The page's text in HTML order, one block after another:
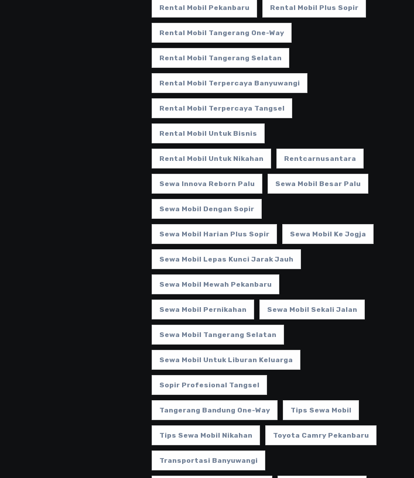
Rental Mobil Pekanbaru Rental Mobil Plus Sopir
Rental Mobil Tangerang One-Way
Rental Mobil Tangerang Selatan
Rental Mobil Terpercaya Banyuwangi
Rental Mobil Terpercaya Tangsel
Rental Mobil Untuk Bisnis
Rental Mobil Untuk Nikahan Rentcarnusantara
Sewa Innova Reborn Palu Sewa Mobil Besar Palu
Sewa Mobil Dengan Sopir
Sewa Mobil Harian Plus Sopir Sewa Mobil Ke Jogja
Sewa Mobil Lepas Kunci Jarak Jauh
Sewa Mobil Mewah Pekanbaru
Sewa Mobil Pernikahan Sewa Mobil Sekali Jalan
Sewa Mobil Tangerang Selatan
Sewa Mobil Untuk Liburan Keluarga
Sopir Profesional Tangsel
Tangerang Bandung One-Way Tips Sewa Mobil
Tips Sewa Mobil Nikahan Toyota Camry Pekanbaru
Transportasi Banyuwangi